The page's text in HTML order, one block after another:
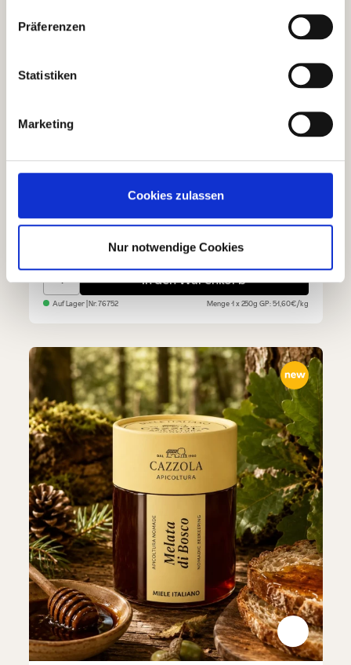
Präferenzen
Statistiken
Marketing
Cookies zulassen
Nur notwendige Cookies
Miele di Acacia Akazienblütenhonig
12,90 €
Miele di Acacia Akazienblütenhonig
In den Warenkorb
Auf Lager| Nr.76752 Menge1 x 250gGP: 51,60€/kg